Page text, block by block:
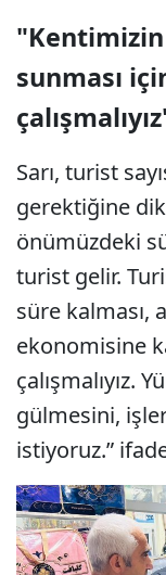
sunması
Sarı, turist
gerektiğine
önümüzdeki
turist gelir.
süre kalması,
ekonomisine
çalışmalıyız.
gülmesini,
istiyoruz.”